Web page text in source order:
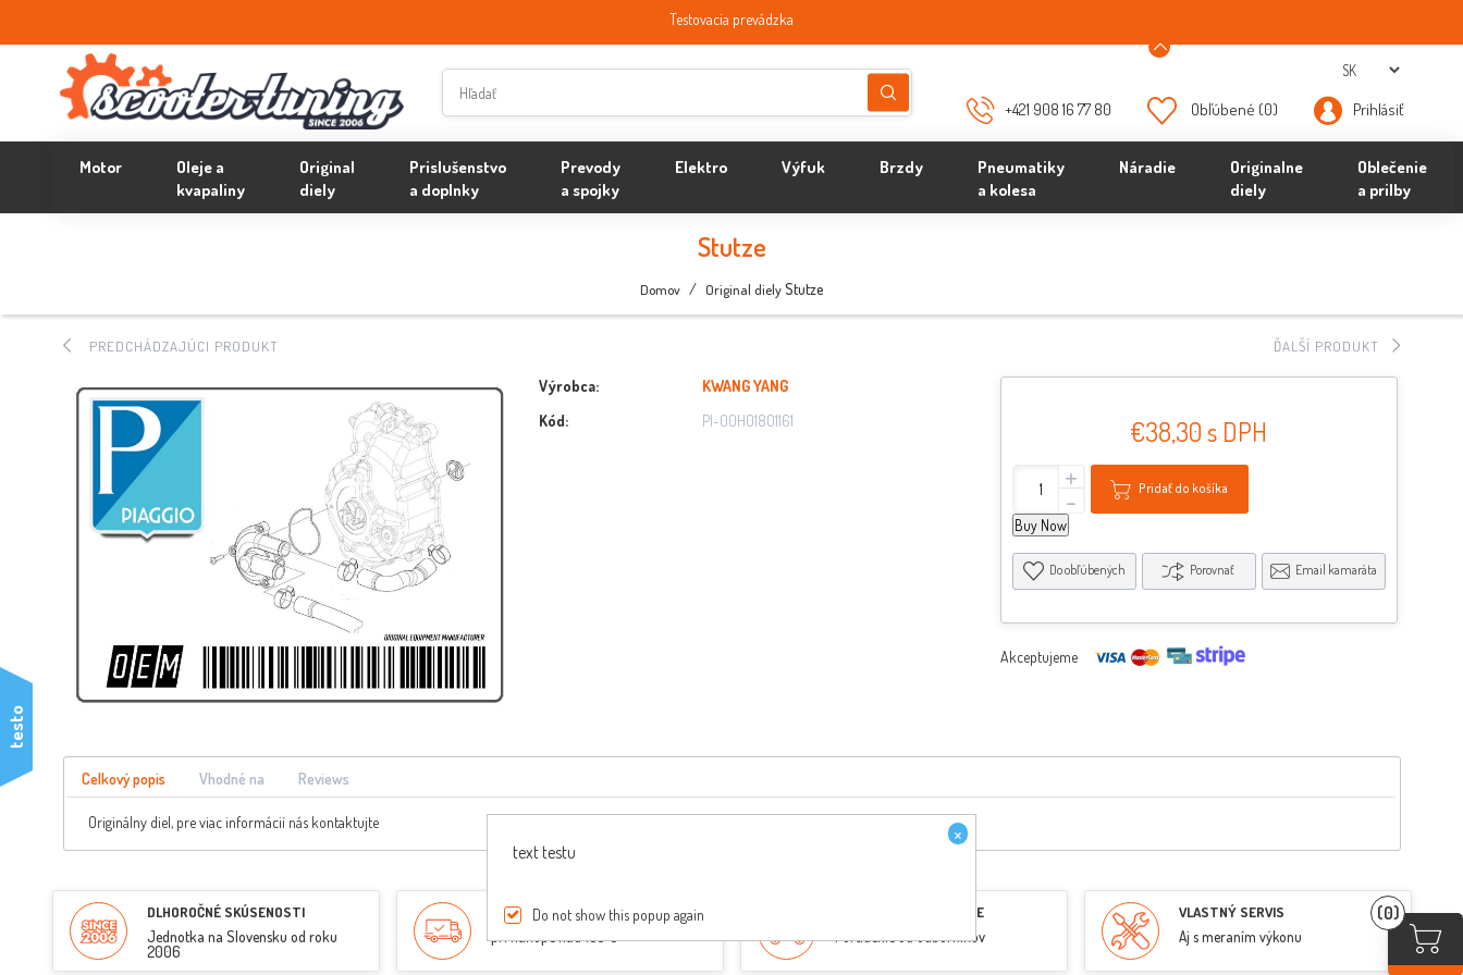
Testovacia prevádzka
+421 908 16 77 80 Obľúbené (0) Prihlásiť
(0)
Motor
Oleje a
kvapaliny
Original
diely
Prislušenstvo
a doplnky
Prevody
a spojky
Elektro Výfuk Brzdy
Pneumatiky
a kolesa
Náradie
Originalne
diely
Oblečenie
a prilby
Stutze
Domov / Original dielyStutze
PREDCHÁDZAJÚCI PRODUKT ĎALŠÍ PRODUKT
Výrobca:
KWANG YANG
Kód:
PI-00H01801161 €38,30 s DPH
+
- Pridať do košíka
Buy Now
Do obľúbených Porovnať Email kamaráta
Akceptujeme
Celkový popis Vhodné na Reviews
Originálny diel, pre viac informácií nás kontaktujte
DLHOROČNÉ SKÚSENOSTI
Jednotka na Slovensku od roku
2006
PREPRAVA ZDARMA
pri nákupe nad 150 €
ŠPECIALISTI NA SKÚTRE
Poradenie od odborníkov
VLASTNÝ SERVIS
Aj s meraním výkonu
testo
×
text testu
Do not show this popup again